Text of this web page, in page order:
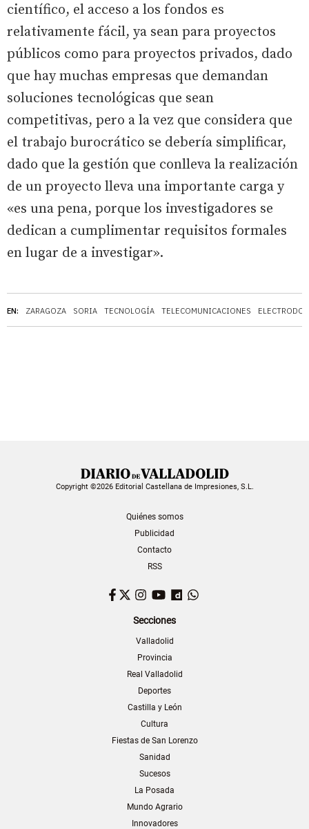
EN: ZARAGOZA SORIA TECNOLOGÍA TELECOMUNICACIONES
científico, el acceso a los fondos es
relativamente fácil, ya sean para proyectos
públicos como para proyectos privados, dado
que hay muchas empresas que demandan
soluciones tecnológicas que sean
competitivas, pero a la vez que considera que
el trabajo burocrático se debería simplificar,
dado que la gestión que conlleva la realización
de un proyecto lleva una importante carga y
«es una pena, porque los investigadores se
dedican a cumplimentar requisitos formales
en lugar de a investigar».
Copyright ©2026 Editorial Castellana de Impresiones, S.L.
Quiénes somos
Publicidad
Contacto
RSS
Facebook
TwitterInstagram
YouTubeDailymotion
Secciones
Valladolid
Provincia
Real Valladolid
Deportes
Castilla y León
Cultura
Fiestas de San Lorenzo
Sanidad
Sucesos
La Posada
Mundo Agrario
Innovadores